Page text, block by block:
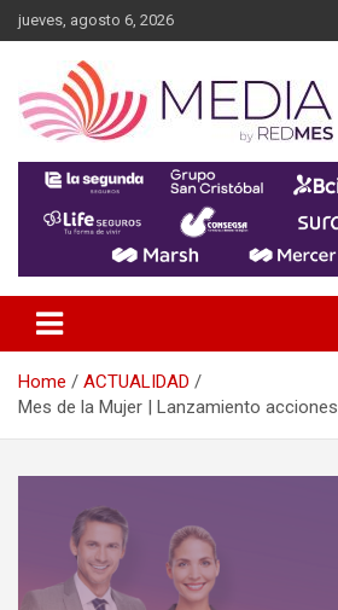
Skip
to
jueves, agosto 6, 2026
Home
ACTUALIDAD
Mes de la Mujer | Lanzamiento acciones